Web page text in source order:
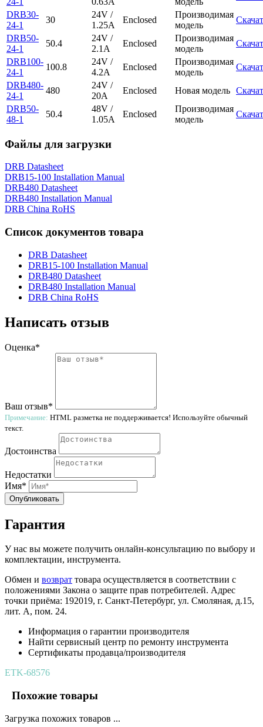
DRB30-
24-1
30
24V /
1.25A
Enclosed
Производимая
модель
DRB50-
24-1
50.4
24V /
2.1A
Enclosed
Производимая
модель
DRB100-
24-1
100.8
24V /
4.2A
Enclosed
Производимая
модель
DRB480-
24-1
480
24V /
20A
Enclosed Новая модель
DRB50-
48-1
50.4
48V /
1.05A
Enclosed
Производимая
модель
Файлы для загрузки
DRB Datasheet
DRB15-100 Installation Manual
DRB480 Datasheet
DRB480 Installation Manual
DRB China RoHS
Список документов товара
DRB Datasheet
DRB15-100 Installation Manual
DRB480 Datasheet
DRB480 Installation Manual
DRB China RoHS
Написать отзыв
Оценка*
Ваш отзыв*
Примечание: HTML разметка не поддерживается! Используйте обычный
текст.
Достоинства
Недостатки
Имя*
Опубликовать
Гарантия
У нас вы можете получить онлайн-консультацию по выбору и
комплектации, инструмента.
Обмен и возврат товара осуществляется в соответствии с
положениями Закона о защите прав потребителей. Адрес
точки приёма: 192019, г. Санкт-Петербург, ул. Смоляная, д.15,
лит. А, пом. 24.
Информация о гарантии производителя
Найти сервисный центр по ремонту инструмента
Сертификаты продавца/производителя
ETK-68576
Похожие товары
Загрузка похожих товаров ...